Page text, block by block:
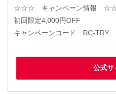
☆☆☆ キャンペーン情報
初回限定4,000円OFF
キャンペーンコード RC-TRY
公式サ